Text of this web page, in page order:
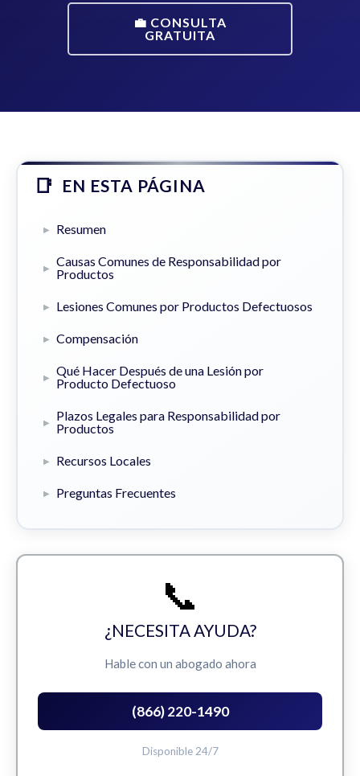
💼 CONSULTA
GRATUITA
EN ESTA PÁGINA
Resumen
Causas Comunes de Responsabilidad por
Productos
Lesiones Comunes por Productos Defectuosos
Compensación
Qué Hacer Después de una Lesión por
Producto Defectuoso
Plazos Legales para Responsabilidad por
Productos
Recursos Locales
Preguntas Frecuentes
📞
¿NECESITA AYUDA?
Hable con un abogado ahora
(866) 220-1490
Disponible 24/7